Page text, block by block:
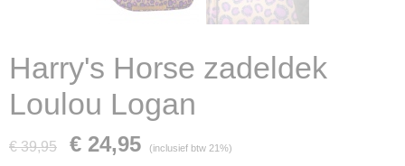
Harry's Horse zadeldek
Loulou Logan
€ 39,95 € 24,95 (inclusief btw 21%)